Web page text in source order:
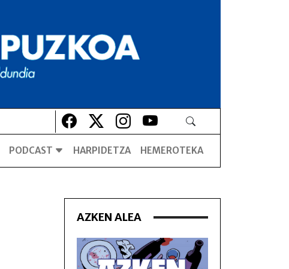
Lehio berrian irekiko da
Lehio berrian irekiko da
Lehio berrian irekiko da
Lehio berrian irekiko da
PODCAST HARPIDETZA HEMEROTEKA
AZKEN ALEA